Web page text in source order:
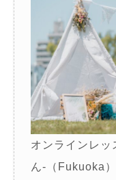
オンラインレッ
ん‐（Fukuoka）